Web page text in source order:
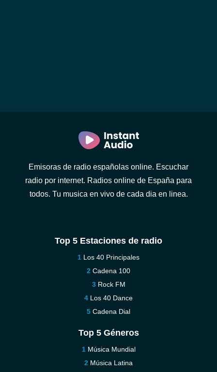
Emisoras de radio españolas online. Escuchar
radio por internet. Radios online de España para
todos. Tu musica en vivo de cada dia en linea.
Top 5 Estaciones de radio
Los 40 Principales
Cadena 100
Rock FM
Los 40 Dance
Cadena Dial
Top 5 Géneros
Música Mundial
Música Latina